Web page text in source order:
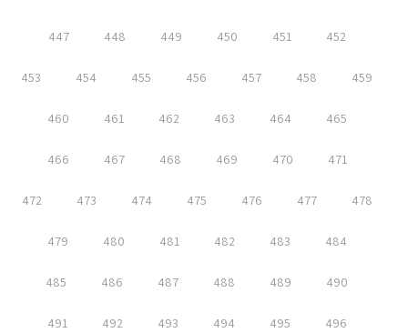
447 448 449 450 451 452
453 454 455 456 457 458 459
460 461 462 463 464 465
466 467 468 469 470 471
472 473 474 475 476 477 478
479 480 481 482 483 484
485 486 487 488 489 490
491 492 493 494 495 496